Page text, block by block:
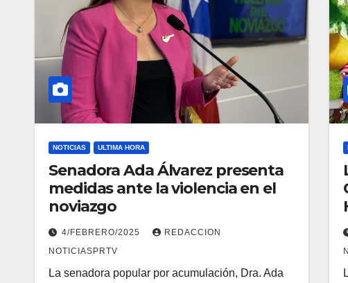
NOTICIAS ULTIMA HORA
Senadora Ada Álvarez presenta
medidas ante la violencia en el
noviazgo
4/FEBRERO/2025
REDACCION
NOTICIASPRTV
La senadora popular por acumulación, Dra. Ada